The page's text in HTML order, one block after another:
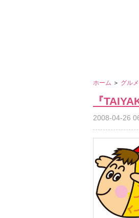
ホーム ＞ グルメ
『
2008-04-26